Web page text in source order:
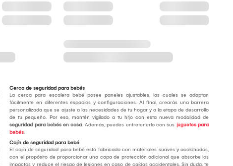
Cerca de seguridad para bebés
La cerca para escalera bebé posee paneles ajustables, las cuales se adaptan
fácilmente en diferentes espacios y configuraciones. Al final, crearás una barrera
personalizada que se ajuste a las necesidades de tu hogar y a la etapa de desarrollo
de tu pequeño. Por eso, mantén vigilado a tu hijo con esta nueva modalidad de
seguridad para bebés en casa. Además, puedes entretenerlo con sus juguetes para
bebés.
Cojín de seguridad para bebé
El cojín de seguridad para bebé está fabricado con materiales suaves y acolchados,
con el propósito de proporcionar una capa de protección adicional que absorbe los
impactos y reduce el riesgo de lesiones en caso de caídas accidentales. Sin duda, te